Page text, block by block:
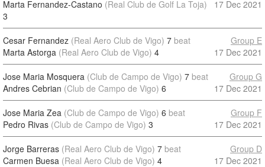
Marta Fernandez-Castano (Real Club de Golf La Toja)
3
17 Dec 2021
Cesar Fernandez (Real Aero Club de Vigo) 7 beat
Marta Astorga (Real Aero Club de Vigo) 4
Group E
17 Dec 2021
Jose Maria Mosquera (Club de Campo de Vigo) 7 beat
Andres Cebrian (Club de Campo de Vigo) 6
Group G
17 Dec 2021
Jose Maria Zea (Club de Campo de Vigo) 6 beat
Pedro Rivas (Club de Campo de Vigo) 3
Group F
17 Dec 2021
Jorge Barreras (Real Aero Club de Vigo) 7 beat
Carmen Buesa (Real Aero Club de Vigo) 4
Group D
17 Dec 2021